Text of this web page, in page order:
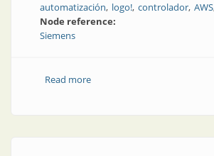
automatización logo! controlador AWS
Node reference:
Siemens
Read moreabout Controlador en la nube